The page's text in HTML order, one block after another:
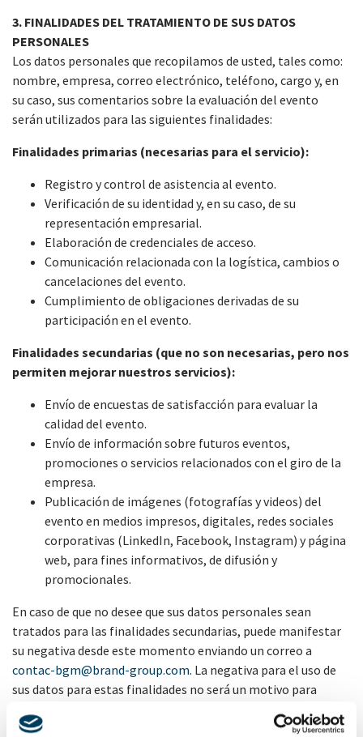
3. FINALIDADES DEL TRATAMIENTO DE SUS DATOS
PERSONALES
Los datos personales que recopilamos de usted, tales como:
nombre, empresa, correo electrónico, teléfono, cargo y, en
su caso, sus comentarios sobre la evaluación del evento
serán utilizados para las siguientes finalidades:
Finalidades primarias (necesarias para el servicio):
Registro y control de asistencia al evento.
Verificación de su identidad y, en su caso, de su
representación empresarial.
Elaboración de credenciales de acceso.
Comunicación relacionada con la logística, cambios o
cancelaciones del evento.
Cumplimiento de obligaciones derivadas de su
participación en el evento.
Finalidades secundarias (que no son necesarias, pero nos
permiten mejorar nuestros servicios):
Envío de encuestas de satisfacción para evaluar la
calidad del evento.
Envío de información sobre futuros eventos,
promociones o servicios relacionados con el giro de la
empresa.
Publicación de imágenes (fotografías y videos) del
evento en medios impresos, digitales, redes sociales
corporativas (LinkedIn, Facebook, Instagram) y página
web, para fines informativos, de difusión y
promocionales.
En caso de que no desee que sus datos personales sean
tratados para las finalidades secundarias, puede manifestar
su negativa desde este momento enviando un correo a
contac-bgm@brand-group.com. La negativa para el uso de
sus datos para estas finalidades no será un motivo para